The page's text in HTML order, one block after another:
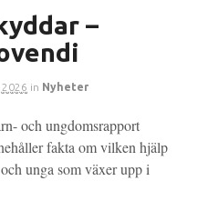
–
2026 in Nyheter
och ungdomsrapport
fakta om vilken hjälp
unga som växer upp i